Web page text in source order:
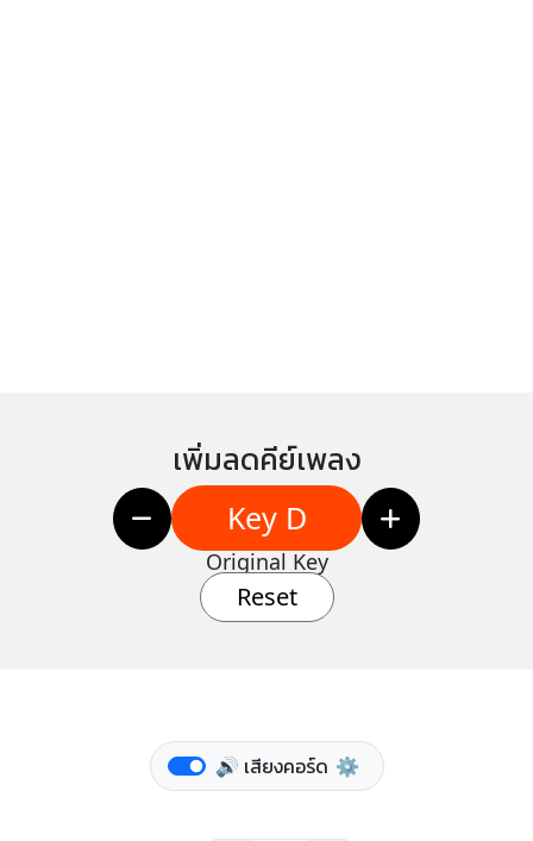
เพิ่มลดคีย์เพลง
Key D
Original Key
Reset
🔊 เสียงคอร์ด ⚙️